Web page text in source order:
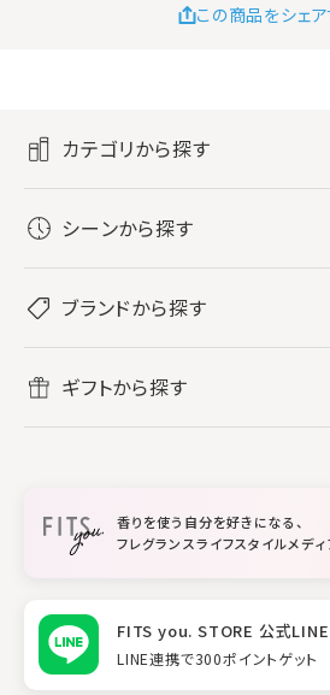
この商品をシェ
カテゴリから探す
レディース香水
メンズ香水
ボディミスト・スプレー
すべてのバス・ボディケア
ボディ・ハンドクリーム
入浴剤
ホームフレグランス
すべてのホームフレグランス
ルームフレグランス
スタイリング
シーンから探す
リフレッシュしたい
ブランドから探す
ギフトから探す
香りを使う自分を好きになる、
フレグランスライフスタイルメディ
FITS you. STORE 公式LINE
LINE連携で300ポイントゲット